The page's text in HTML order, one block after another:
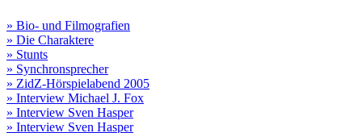
» Bio- und Filmografien
» Die Charaktere
» Stunts
» Synchronsprecher
» ZidZ-Hörspielabend 2005
» Interview Michael J. Fox
» Interview Sven Hasper
» Interview Sven Hasper